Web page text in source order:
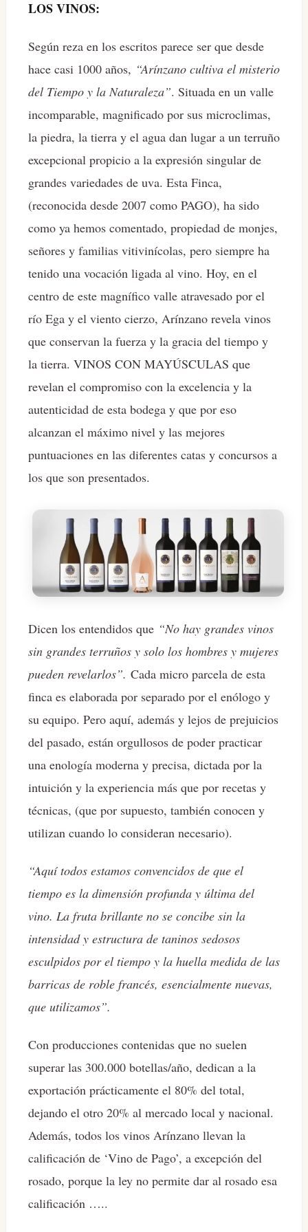
LOS VINOS:
Según reza en los escritos parece ser que desde
hace casi 1000 años, “Arínzano cultiva el misterio
del Tiempo y la Naturaleza”. Situada en un valle
incomparable, magnificado por sus microclimas,
la piedra, la tierra y el agua dan lugar a un terruño
excepcional propicio a la expresión singular de
grandes variedades de uva. Esta Finca,
(reconocida desde 2007 como PAGO), ha sido
como ya hemos comentado, propiedad de monjes,
señores y familias vitivinícolas, pero siempre ha
tenido una vocación ligada al vino. Hoy, en el
centro de este magnífico valle atravesado por el
río Ega y el viento cierzo, Arínzano revela vinos
que conservan la fuerza y ​​la gracia del tiempo y
la tierra. VINOS CON MAYÚSCULAS que
revelan el compromiso con la excelencia y la
autenticidad de esta bodega y que por eso
alcanzan el máximo nivel y las mejores
puntuaciones en las diferentes catas y concursos a
los que son presentados.
Dicen los entendidos que “No hay grandes vinos
sin grandes terruños y solo los hombres y mujeres
pueden revelarlos”. Cada micro parcela de esta
finca es elaborada por separado por el enólogo y
su equipo. Pero aquí, además y lejos de prejuicios
del pasado, están orgullosos de poder practicar
una enología moderna y precisa, dictada por la
intuición y la experiencia más que por recetas y
técnicas, (que por supuesto, también conocen y
utilizan cuando lo consideran necesario).
“Aquí todos estamos convencidos de que el
tiempo es la dimensión profunda y última del
vino. La fruta brillante no se concibe sin la
intensidad y estructura de taninos sedosos
esculpidos por el tiempo y la huella medida de las
barricas de roble francés, esencialmente nuevas,
que utilizamos”.
Con producciones contenidas que no suelen
superar las 300.000 botellas/año, dedican a la
exportación prácticamente el 80% del total,
dejando el otro 20% al mercado local y nacional.
Además, todos los vinos Arínzano llevan la
calificación de ‘Vino de Pago’, a excepción del
rosado, porque la ley no permite dar al rosado esa
calificación …..